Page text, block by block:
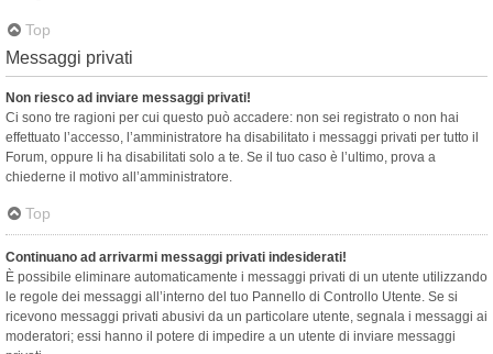
Top
Messaggi privati
Non riesco ad inviare messaggi privati!
Ci sono tre ragioni per cui questo può accadere: non sei registrato o non hai
effettuato l’accesso, l’amministratore ha disabilitato i messaggi privati per tutto il
Forum, oppure li ha disabilitati solo a te. Se il tuo caso è l’ultimo, prova a
chiederne il motivo all’amministratore.
Top
Continuano ad arrivarmi messaggi privati indesiderati!
È possibile eliminare automaticamente i messaggi privati ​​di un utente utilizzando
le regole dei messaggi all’interno del tuo Pannello di Controllo Utente. Se si
ricevono messaggi privati ​​abusivi da un particolare utente, segnala i messaggi ai
moderatori; essi hanno il potere di impedire a un utente di inviare messaggi